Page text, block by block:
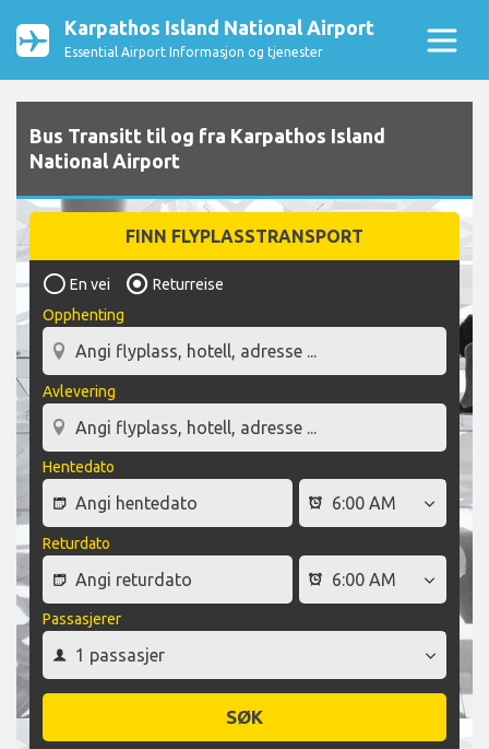
Karpathos Island National Airport
Essential Airport Informasjon og tjenester
Bus Transitt til og fra Karpathos Island
National Airport
FINN FLYPLASSTRANSPORT
En vei
Returreise
Opphenting
Avlevering
Hentedato
Returdato
Passasjerer
SØK